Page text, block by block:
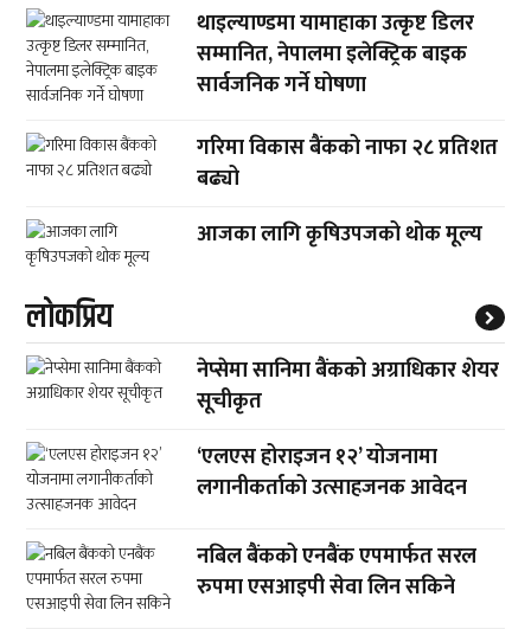
थाइल्याण्डमा यामाहाका उत्कृष्ट डिलर
सम्मानित, नेपालमा इलेक्ट्रिक बाइक
सार्वजनिक गर्ने घोषणा
गरिमा विकास बैंकको नाफा २८ प्रतिशत
बढ्यो
आजका लागि कृषिउपजको थोक मूल्य
लाेकप्रिय
नेप्सेमा सानिमा बैंकको अग्राधिकार शेयर
सूचीकृत
‘एलएस होराइजन १२’ योजनामा
लगानीकर्ताको उत्साहजनक आवेदन
नबिल बैंकको एनबैंक एपमार्फत सरल
रुपमा एसआइपी सेवा लिन सकिने